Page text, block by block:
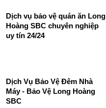
Dịch vụ bảo vệ quán ăn Long
Hoàng SBC chuyên nghiệp
uy tín 24/24
Dịch Vụ Bảo Vệ Đêm Nhà
Máy - Bảo Vệ Long Hoàng
SBC